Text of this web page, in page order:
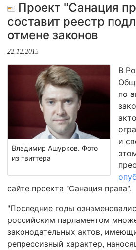
Проект "Санация
составит реестр
отмене законов
22.12.2015
Владимир Ашурков. Фото
из твиттера
В
по
и
сайте проекта "Санация права".
"Последние годы
российским парламентом
законодательных актов,
репрессивный характер,